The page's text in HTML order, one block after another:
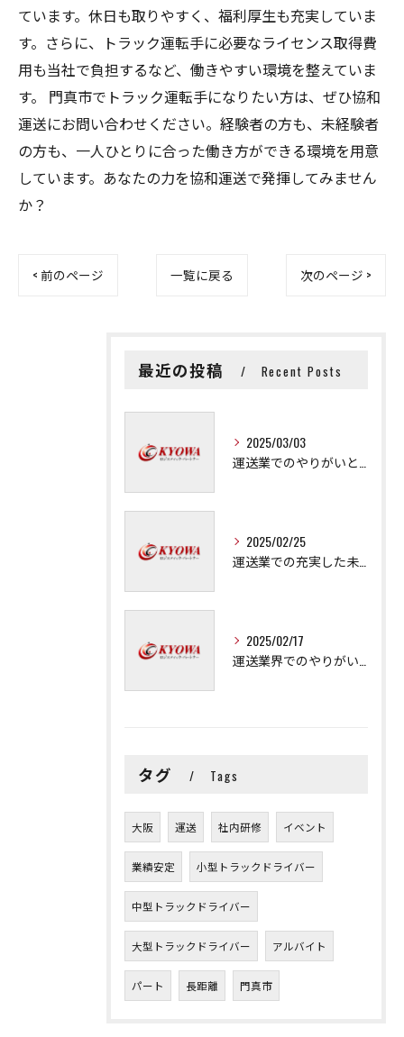
ています。休日も取りやすく、福利厚生も充実していま
す。さらに、トラック運転手に必要なライセンス取得費
用も当社で負担するなど、働きやすい環境を整えていま
す。 門真市でトラック運転手になりたい方は、ぜひ協和
運送にお問い合わせください。経験者の方も、未経験者
の方も、一人ひとりに合った働き方ができる環境を用意
しています。あなたの力を協和運送で発揮してみません
か？
< 前のページ 一覧に戻る 次のページ >
最近の投稿 Recent Posts
2025/03/03
2025/02/25
2025/02/17
タグ Tags
大阪 運送 社内研修 イベント
業績安定 小型トラックドライバー
中型トラックドライバー
大型トラックドライバー アルバイト
パート 長距離 門真市